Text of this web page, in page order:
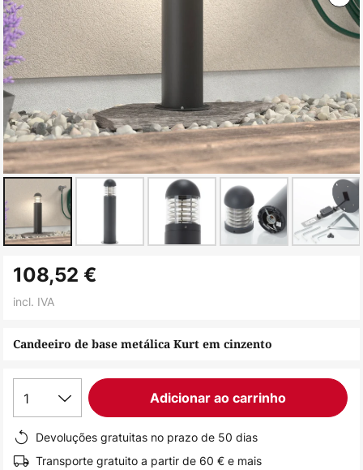
para
da
de
imagens
Candeeiro de base metálica Kurt em cinzento
108,52 €
incl. IVA
1 Adicionar ao carrinho
Devoluções gratuitas no prazo de 50 dias
Transporte gratuito a partir de 60 € e mais